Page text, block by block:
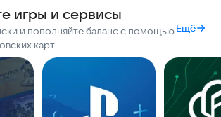
игры и сервисы
и пополняйте баланс с помощью
карт
Ещё